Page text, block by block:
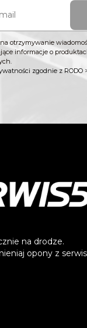
otrzymywanie
informacje o
zgodnie z RODO
na drodze.
opony z